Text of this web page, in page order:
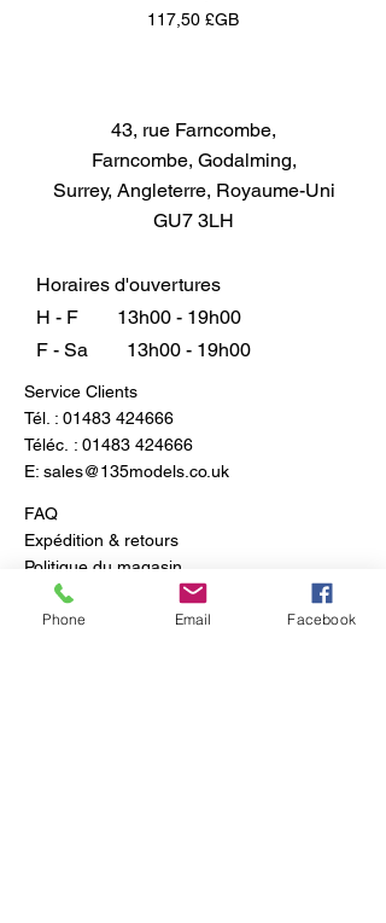
Prix
117,50 £GB
43, rue Farncombe,
Farncombe, Godalming,
Surrey, Angleterre, Royaume-Uni
GU7 3LH
Horaires d'ouvertures
H - F
13h00 - 19h00
F - Sa
13h00 - 19h00
Service Clients
Tél. : 01483 424666
Téléc. : 01483 424666
E: sales@135models.co.uk
FAQ
Expédition & retours
Politique du magasin
Phone Email Facebook